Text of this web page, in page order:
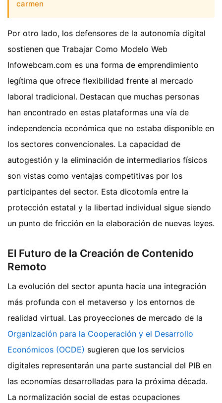
carmen
Por otro lado, los defensores de la autonomía digital
sostienen que Trabajar Como Modelo Web
Infowebcam.com es una forma de emprendimiento
legítima que ofrece flexibilidad frente al mercado
laboral tradicional. Destacan que muchas personas
han encontrado en estas plataformas una vía de
independencia económica que no estaba disponible en
los sectores convencionales. La capacidad de
autogestión y la eliminación de intermediarios físicos
son vistas como ventajas competitivas por los
participantes del sector. Esta dicotomía entre la
protección estatal y la libertad individual sigue siendo
un punto de fricción en la elaboración de nuevas leyes.
El Futuro de la Creación de Contenido
Remoto
La evolución del sector apunta hacia una integración
más profunda con el metaverso y los entornos de
realidad virtual. Las proyecciones de mercado de la
Organización para la Cooperación y el Desarrollo
Económicos (OCDE) sugieren que los servicios
digitales representarán una parte sustancial del PIB en
las economías desarrolladas para la próxima década.
La normalización social de estas ocupaciones